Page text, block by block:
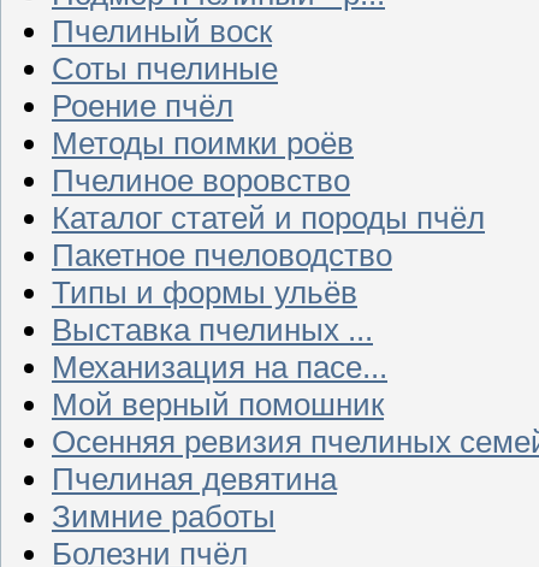
Пчелиный воск
Соты пчелиные
Роение пчёл
Методы поимки роёв
Пчелиное воровство
Каталог статей и породы пчёл
Пакетное пчеловодство
Типы и формы ульёв
Выставка пчелиных ...
Механизация на пасе...
Мой верный помошник
Осенняя ревизия пчелиных
Пчелиная девятина
Зимние работы
Болезни пчёл